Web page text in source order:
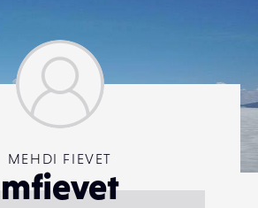
MEHDI FIEVET
mfievet